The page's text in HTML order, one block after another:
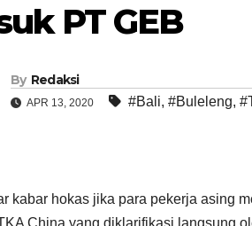
PT GEB
By Redaksi
APR 13, 2020 #Bali, #Buleleng,
kabar hokas jika para pekerja asing